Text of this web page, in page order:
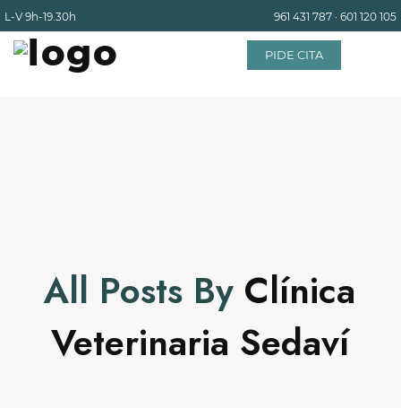
L-V9h-19.30h 961 431 787 · 601 120 105
PIDE CITA
All Posts By Clínica
Veterinaria Sedaví